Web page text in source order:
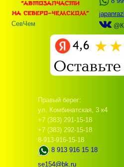
СевЧем
Правый берег:
ул. Комбинатская, 3 к4
+7 (383) 291-15-18
+7 (383) 292-15-18
8-913-916-15-18
8 913 916 15 18
se154@bk.ru